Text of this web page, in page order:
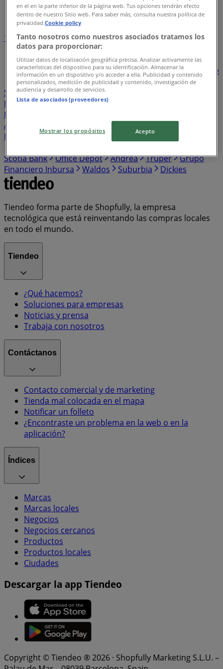
Índice de negocios en Yuriria
1 345
26
Bodega Aurrera
BBVA Bancomer Walmart
Banorte
Santander
Sam's Club
Farmacias Similares
Soriana Híper
Farmacias Guadalajara
Farmacias del Ahorro
HSBC
Estafeta
Azteca
OXXO Casa Ley Woolworth
Mercado
Del Sol Banamex Costco
Scotia Bank
Office Depot Andrea Truper
Grupo
Financiero Inbursa
Waldos Suburbia Dickies
Tiendeo forma parte de Shopfully, la empresa
tecnológica que está reinventando las compras locales
en todo el mundo.
Tiendeo
¿Qué hacemos?
Soluciones para empresas
Noticias y prensa
Trabaja con nosotros
Contáctanos
Contacto comercial y de marketing
Tienda mal colocada en el mapa
Notificar un folleto
¿Encontraste un problema en la web o en la
aplicación?
Índices
Marcas
Marcas locales
Negocios
Negocios cercanos
Productos
Productos locales
Ciudades
Descargar la app Tiendeo
Copyright © Tiendeo ® 2026 · Shopfully Marketing S.L.U. –
en el en la parte inferior de la página web. Tus opciones tendrán efecto
dentro de nuestro Sitio web. Para saber más, consulta nuestra política de
privacidad.Cookie policy
Tanto nosotros como nuestros asociados tratamos los
datos para proporcionar:
Utilizar datos de localización geográfica precisa. Analizar activamente las
características del dispositivo para su identificación. Almacenar la
información en un dispositivo y/o acceder a ella. Publicidad y contenido
personalizados, medición de publicidad y contenido, investigación de
audiencia y desarrollo de servicios.
Lista de asociados (proveedores)
Mostrar los propósitos Acepto